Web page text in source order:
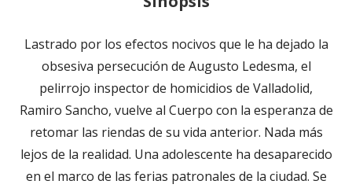
Lastrado por los efectos nocivos que le ha dejado la
obsesiva persecución de Augusto Ledesma, el
pelirrojo inspector de homicidios de Valladolid,
Ramiro Sancho, vuelve al Cuerpo con la esperanza de
retomar las riendas de su vida anterior. Nada más
lejos de la realidad. Una adolescente ha desaparecido
en el marco de las ferias patronales de la ciudad. Se